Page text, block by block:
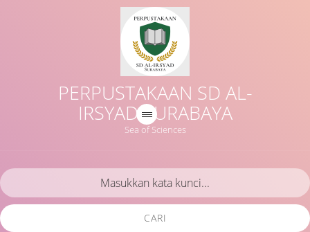
PERPUSTAKAAN SD AL-
IRSYAD SURABAYA
Sea of Sciences
CARI